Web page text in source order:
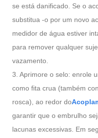
se está danificado. Se o
substitua -o por um novo
medidor de água estiver
para remover qualquer
vazamento.
3. Aprimore o selo: enrole
como fita crua (também
rosca), ao redor do
garantir que o embrulho
lacunas excessivas. Em